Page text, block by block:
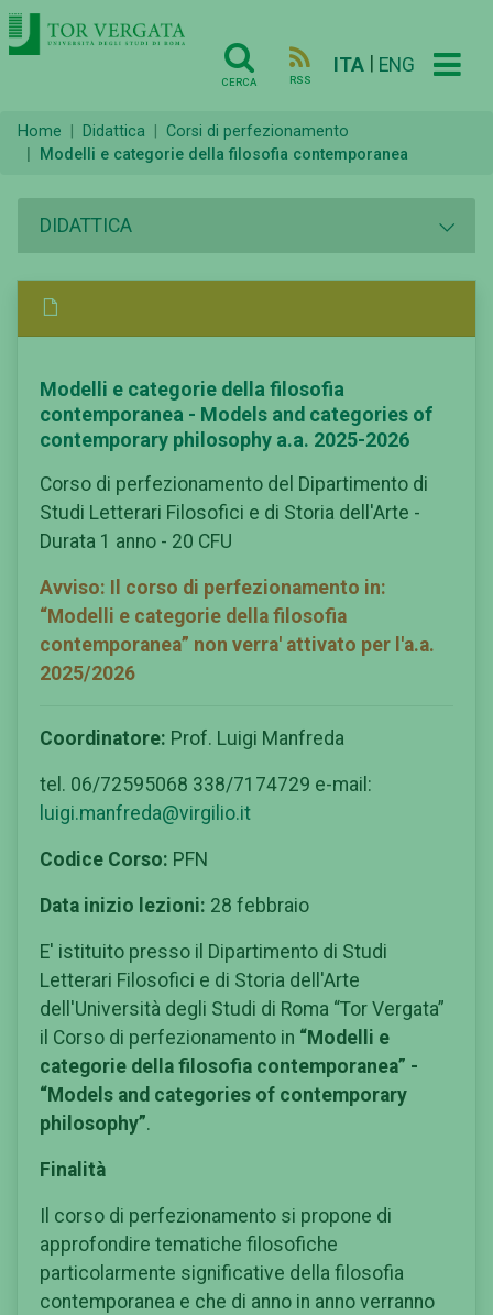
CERCA RSS
ITA ENG
Home Didattica
Corsi di perfezionamento
Modelli e categorie della filosofia contemporanea
DIDATTICA
Modelli e categorie della filosofia
contemporanea - Models and categories of
contemporary philosophy a.a. 2025-2026
Corso di perfezionamento del Dipartimento di
Studi Letterari Filosofici e di Storia dell'Arte -
Durata 1 anno - 20 CFU
Avviso:
Il corso di perfezionamento in:
“Modelli e categorie della filosofia
contemporanea” non verra' attivato per l'a.a.
2025/2026
Coordinatore: Prof. Luigi Manfreda
tel. 06/72595068 338/7174729 e-mail:
luigi.manfreda@virgilio.it
Codice Corso: PFN
Data inizio lezioni: 28 febbraio
E' istituito presso il Dipartimento di Studi
Letterari Filosofici e di Storia dell'Arte
dell'Università degli Studi di Roma “Tor Vergata”
il Corso di perfezionamento in “Modelli e
categorie della filosofia contemporanea” -
“Models and categories of contemporary
philosophy”.
Finalità
Il corso di perfezionamento si propone di
approfondire tematiche filosofiche
particolarmente significative della filosofia
contemporanea e che di anno in anno verranno